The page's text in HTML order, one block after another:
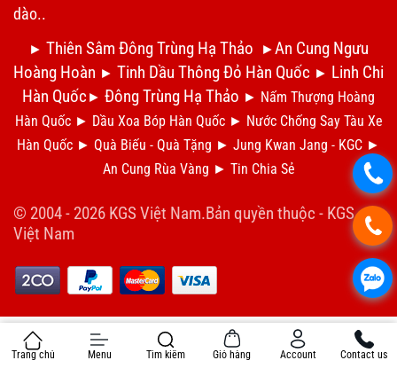
dào..
.
.
.
► Thiên Sâm Đông Trùng Hạ Thảo ►An Cung Ngưu
Hoàng Hoàn ► Tinh Dầu Thông Đỏ Hàn Quốc ► Linh Chi
Hàn Quốc ► Đông Trùng Hạ Thảo ► Nấm Thượng Hoàng
Hàn Quốc ► Dầu Xoa Bóp Hàn Quốc ► Nước Chống Say Tàu Xe
Hàn Quốc ► Quà Biếu - Quà Tặng ► Jung Kwan Jang - KGC ►
An Cung Rùa Vàng ► Tin Chia Sẻ
© 2004 - 2026 KGS Việt Nam.Bản quyền thuộc - KGS
Việt Nam
Trang chủ Menu Tìm kiếm Giỏ hàng Account Contact us